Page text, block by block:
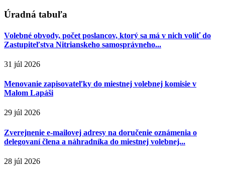
Úradná tabuľa
Volebné obvody, počet poslancov, ktorý sa má v nich voliť do
Zastupiteľstva Nitrianskeho samosprávneho...
31 júl 2026
Menovanie zapisovateľky do miestnej volebnej komisie v
Malom Lapáši
29 júl 2026
Zverejnenie e-mailovej adresy na doručenie oznámenia o
delegovaní člena a náhradníka do miestnej volebnej...
28 júl 2026